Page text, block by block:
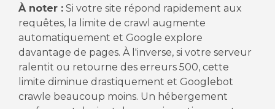
À noter :Si votre site répond rapidement aux
requêtes, la limite de crawl augmente
automatiquement et Google explore
davantage de pages. À l'inverse, si votre serveur
ralentit ou retourne des erreurs 500, cette
limite diminue drastiquement et Googlebot
crawle beaucoup moins. Un hébergement